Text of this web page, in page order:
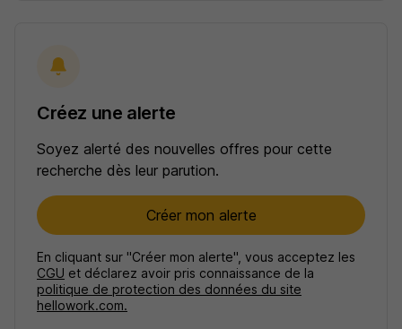
Créez une alerte
Soyez alerté des nouvelles offres pour cette
recherche dès leur parution.
Créer mon alerte
En cliquant sur "Créer mon alerte", vous acceptez les
CGU et déclarez avoir pris connaissance de la
politique de protection des données du site
hellowork.com.